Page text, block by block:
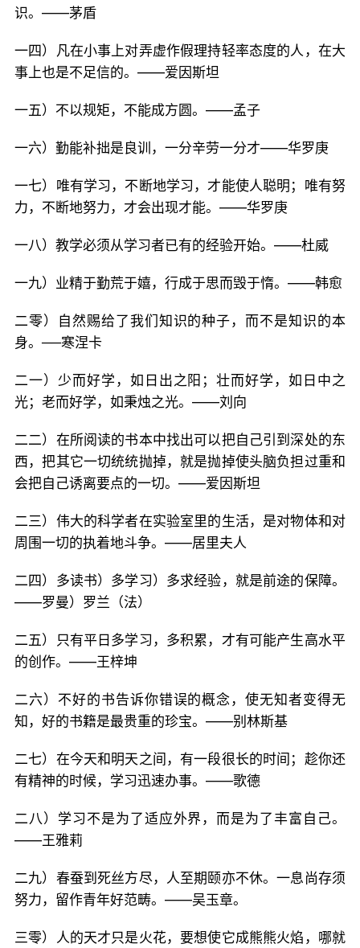
识。——茅盾
一四）凡在小事上对弄虚作假理持轻率态度的人，在大
事上也是不足信的。——爱因斯坦
一五）不以规矩，不能成方圆。——孟子
一六）勤能补拙是良训，一分辛劳一分才——华罗庚
一七）唯有学习，不断地学习，才能使人聪明；唯有努
力，不断地努力，才会出现才能。——华罗庚
一八）教学必须从学习者已有的经验开始。——杜威
一九）业精于勤荒于嬉，行成于思而毁于惰。——韩愈
二零）自然赐给了我们知识的种子，而不是知识的本
身。──寒涅卡
二一）少而好学，如日出之阳；壮而好学，如日中之
光；老而好学，如秉烛之光。——刘向
二二）在所阅读的书本中找出可以把自己引到深处的东
西，把其它一切统统抛掉，就是抛掉使头脑负担过重和
会把自己诱离要点的一切。——爱因斯坦
二三）伟大的科学者在实验室里的生活，是对物体和对
周围一切的执着地斗争。——居里夫人
二四）多读书）多学习）多求经验，就是前途的保障。
——罗曼）罗兰（法）
二五）只有平日多学习，多积累，才有可能产生高水平
的创作。——王梓坤
二六）不好的书告诉你错误的概念，使无知者变得无
知，好的书籍是最贵重的珍宝。——别林斯基
二七）在今天和明天之间，有一段很长的时间；趁你还
有精神的时候，学习迅速办事。——歌德
二八）学习不是为了适应外界，而是为了丰富自己。
——王雅莉
二九）春蚕到死丝方尽，人至期颐亦不休。一息尚存须
努力，留作青年好范畴。——吴玉章。
三零）人的天才只是火花，要想使它成熊熊火焰，哪就